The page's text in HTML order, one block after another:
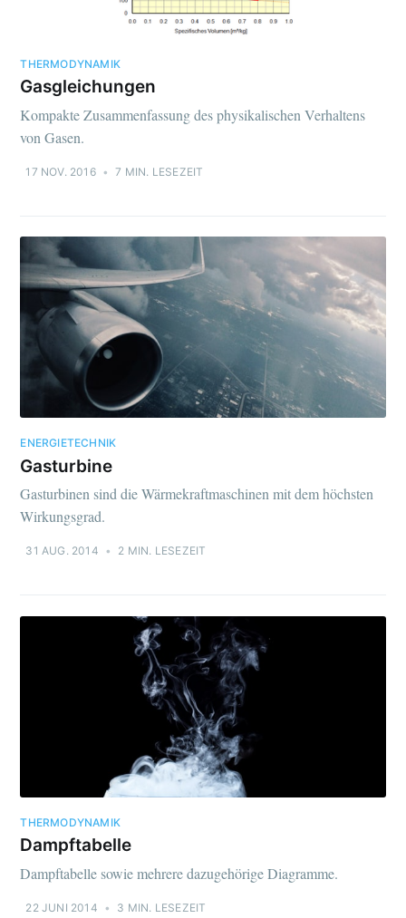
THERMODYNAMIK
Gasgleichungen
Kompakte Zusammenfassung des physikalischen Verhaltens
von Gasen.
17 NOV. 2016 • 7 MIN. LESEZEIT
ENERGIETECHNIK
Gasturbine
Gasturbinen sind die Wärmekraftmaschinen mit dem höchsten
Wirkungsgrad.
31 AUG. 2014 • 2 MIN. LESEZEIT
THERMODYNAMIK
Dampftabelle
Dampftabelle sowie mehrere dazugehörige Diagramme.
22 JUNI 2014 • 3 MIN. LESEZEIT